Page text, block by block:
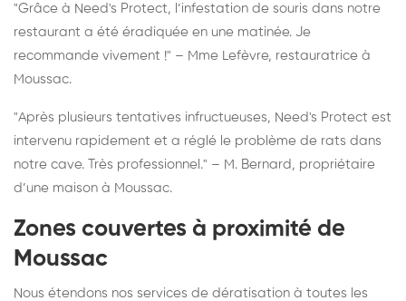
"Grâce à Need's Protect, l’infestation de souris dans notre
restaurant a été éradiquée en une matinée. Je
recommande vivement !" – Mme Lefèvre, restauratrice à
Moussac.
"Après plusieurs tentatives infructueuses, Need's Protect est
intervenu rapidement et a réglé le problème de rats dans
notre cave. Très professionnel." – M. Bernard, propriétaire
d’une maison à Moussac.
Zones couvertes à proximité de
Moussac
Nous étendons nos services de dératisation à toutes les